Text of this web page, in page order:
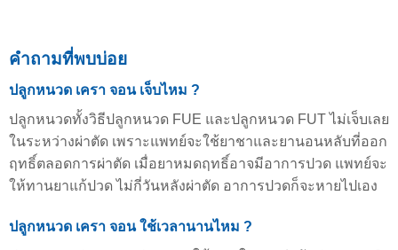
คำถามที่พบบ่อย
ปลูกหนวด เครา จอน เจ็บไหม ?
ปลูกหนวดทั้งวิธีปลูกหนวด FUE และปลูกหนวด FUT ไม่เจ็บเลย
ในระหว่างผ่าตัด เพราะแพทย์จะใช้ยาชาและยานอนหลับที่ออก
ฤทธิ์ตลอดการผ่าตัด เมื่อยาหมดฤทธิ์อาจมีอาการปวด แพทย์จะ
ให้ทานยาแก้ปวด ไม่กี่วันหลังผ่าตัด อาการปวดก็จะหายไปเอง
ปลูกหนวด เครา จอน ใช้เวลานานไหม ?